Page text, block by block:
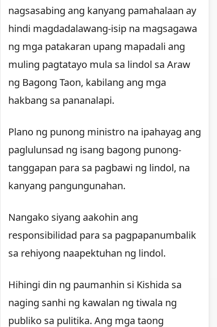
nagsasabing ang kanyang pamahalaan ay
hindi magdadalawang-isip na magsagawa
ng mga patakaran upang mapadali ang
muling pagtatayo mula sa lindol sa Araw
ng Bagong Taon, kabilang ang mga
hakbang sa pananalapi.
Plano ng punong ministro na ipahayag ang
paglulunsad ng isang bagong punong-
tanggapan para sa pagbawi ng lindol, na
kanyang pangungunahan.
Nangako siyang aakohin ang
responsibilidad para sa pagpapanumbalik
sa rehiyong naapektuhan ng lindol.
Hihingi din ng paumanhin si Kishida sa
naging sanhi ng kawalan ng tiwala ng
publiko sa pulitika. Ang mga taong